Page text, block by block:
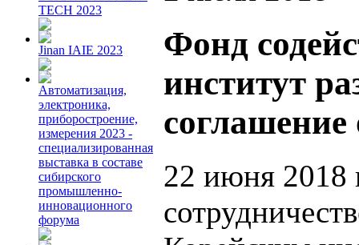
TECH 2023
Jinan IAIE 2023
Автоматизация,
электроника,
приборостроение,
измерения 2023 -
специализированная
выставка в составе
сибирского
промышленно-
инновационного
форума
Фонд
институт
соглашение
22 июня 2018